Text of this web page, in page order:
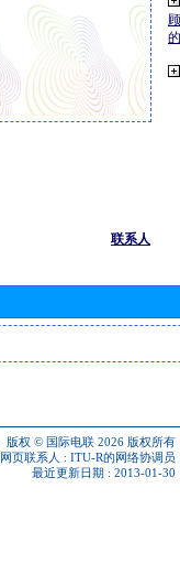
联系人
版权 © 国际电联 2026 版权所有
页联系人 : ITU-R的网络协调员
最近更新日期 : 2013-01-30